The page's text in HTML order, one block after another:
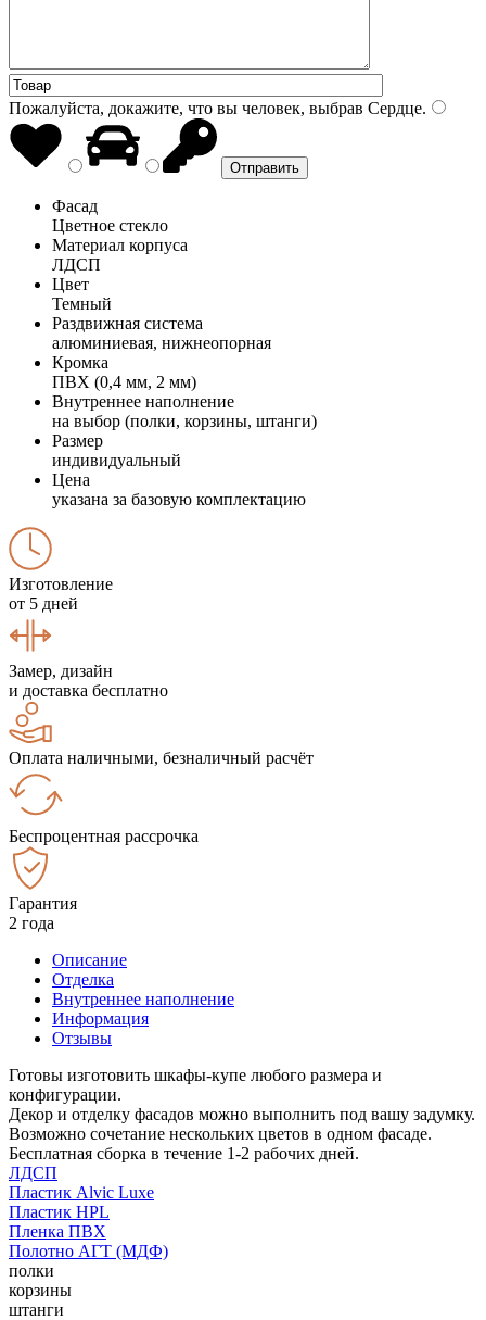
Пожалуйста, докажите, что вы человек, выбрав Сердце.
Фасад
Цветное стекло
Материал корпуса
ЛДСП
Цвет
Темный
Раздвижная система
алюминиевая, нижнеопорная
Кромка
ПВХ (0,4 мм, 2 мм)
Внутреннее наполнение
на выбор (полки, корзины, штанги)
Размер
индивидуальный
Цена
указана за базовую комплектацию
Изготовление
от 5 дней
Замер, дизайн
и доставка бесплатно
Оплата наличными, безналичный расчёт
Беспроцентная рассрочка
Гарантия
2 года
Описание
Отделка
Внутреннее наполнение
Информация
Отзывы
Готовы изготовить шкафы-купе любого размера и
конфигурации.
Декор и отделку фасадов можно выполнить под вашу задумку.
Возможно сочетание нескольких цветов в одном фасаде.
Бесплатная сборка в течение 1-2 рабочих дней.
ЛДСП
Пластик Alvic Luxe
Пластик HPL
Пленка ПВХ
Полотно АГТ (МДФ)
полки
корзины
штанги